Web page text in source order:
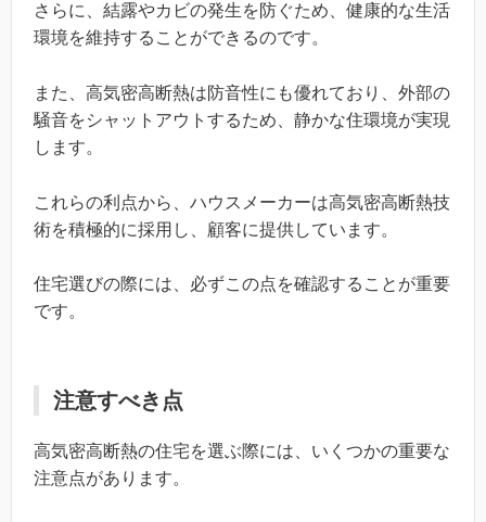
さらに、結露やカビの発生を防ぐため、健康的な生活
環境を維持することができるのです。
また、高気密高断熱は防音性にも優れており、外部の
騒音をシャットアウトするため、静かな住環境が実現
します。
これらの利点から、ハウスメーカーは高気密高断熱技
術を積極的に採用し、顧客に提供しています。
住宅選びの際には、必ずこの点を確認することが重要
です。
注意すべき点
高気密高断熱の住宅を選ぶ際には、いくつかの重要な
注意点があります。